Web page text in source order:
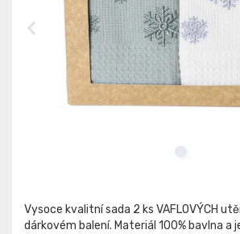
Vysoce kvalitní sada 2 ks VAFLOVÝCH
dárkovém balení. Materiál 100% bavlna a